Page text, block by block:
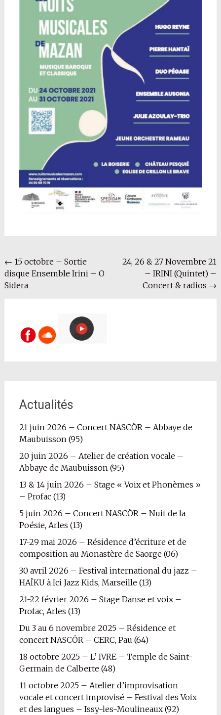
Navigation
de
← 15 octobre – Sortie
disque Ensemble Irini – O
Sidera
24, 26 & 27 Novembre 21
– IRINI (Quintet) –
Concert & radios →
Actualités
21 juin 2026 – Concert NASCÖR – Abbaye de
Maubuisson (95)
20 juin 2026 – Atelier de création vocale –
Abbaye de Maubuisson (95)
13 & 14 juin 2026 – Stage « Voix et Phonèmes »
– Profac (13)
5 juin 2026 – Concert NASCÖR – Nuit de la
Poésie, Arles (13)
17-29 mai 2026 – Résidence d’écriture et de
composition au Monastère de Saorge (06)
30 avril 2026 – Festival international du jazz –
HAÏKU à Ici Jazz Kids, Marseille (13)
21-22 février 2026 – Stage Danse et voix –
Profac, Arles (13)
Du 3 au 6 novembre 2025 – Résidence et
concert NASCÖR – CERC, Pau (64)
18 octobre 2025 – L’ IVRE – Temple de Saint-
Germain de Calberte (48)
11 octobre 2025 – Atelier d’improvisation
vocale et concert improvisé – Festival des Voix
et des langues – Issy-les-Moulineaux (92)